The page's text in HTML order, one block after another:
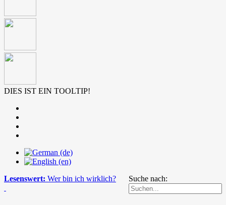
DIES IST EIN TOOLTIP!
Suche nach:
Lesenswert: Wer bin ich wirklich?